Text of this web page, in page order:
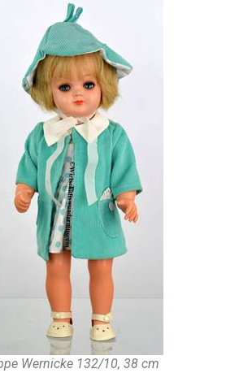
Wernicke 132/10, 38 cm